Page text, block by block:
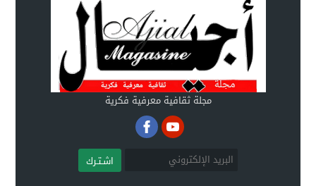
مجلة ثقافية معرفية فكرية
اشـتـرك